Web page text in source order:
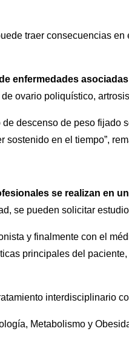
traer consecuencias
enfermedades asociadas
ovario poliquístico,
descenso de peso fijado
en el tiempo”,
se realizan en
se pueden solicitar
y finalmente con el
principales del
interdisciplinario
Metabolismo y